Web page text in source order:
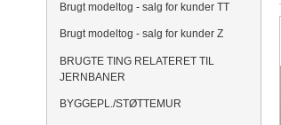
Brugt modeltog - salg for kunder TT
Brugt modeltog - salg for kunder Z
BRUGTE TING RELATERET TIL
JERNBANER
BYGGEPL./STØTTEMUR